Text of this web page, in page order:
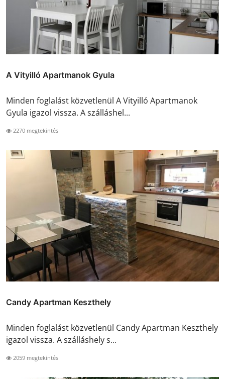
A Vityilló Apartmanok Gyula
Minden foglalást közvetlenül A Vityilló Apartmanok
Gyula igazol vissza. A szálláshel...
2270 megtekintés
Candy Apartman Keszthely
Minden foglalást közvetlenül Candy Apartman Keszthely
igazol vissza. A szálláshely s...
2059 megtekintés